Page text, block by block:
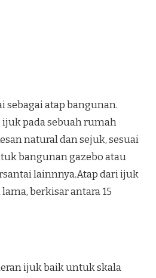
sebagai atap bangunan.
pada sebuah rumah
natural dan sejuk, sesuai
bangunan gazebo atau
lainnnya.Atap dari ijuk
berkisar antara 15
ijuk baik untuk skala